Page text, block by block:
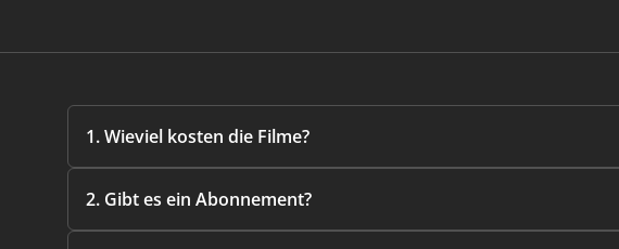
1. Wieviel kosten die Filme?
2. Gibt es ein Abonnement?